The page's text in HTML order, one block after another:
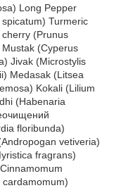
Long Pepper
Turmeric
(Prunus
(Cyperus
Jivak (Microstylis
Medasak (Litsea
Kokali (Lilium
(Habenaria
floribunda)
vetiveria)
fragrans)